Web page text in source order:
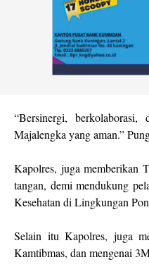
“Bersinergi, berkolaborasi,
Majalengka yang aman.”
Kapolres, juga memberikan
tangan, demi mendukung
Kesehatan di Lingkungan
Selain itu Kapolres, juga
Kamtibmas, dan mengenai